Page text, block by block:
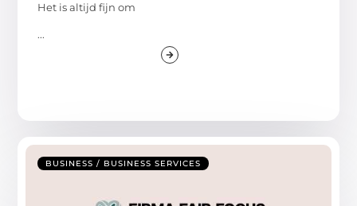
Het is altijd fijn om
...
BUSINESS / BUSINESS SERVICES